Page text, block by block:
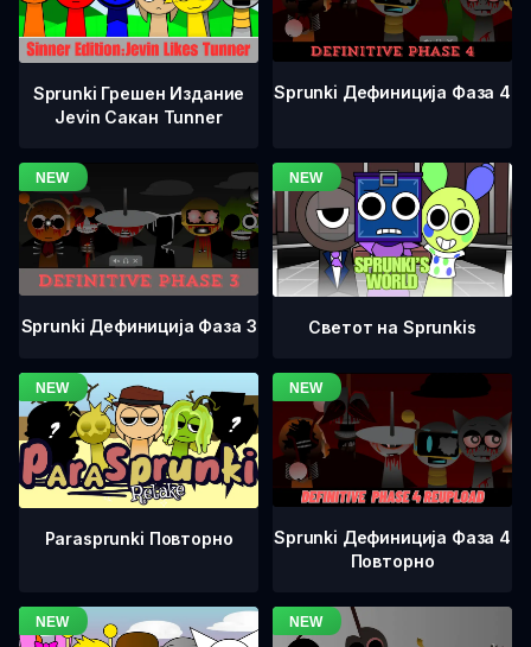
Sprunki Грешен Издание
Jevin Сакан Tunner
Sprunki Дефиниција Фаза 4
Sprunki Дефиниција Фаза 3 Светот на Sprunkis
Parasprunki Повторно
Sprunki Дефиниција Фаза 4
Повторно